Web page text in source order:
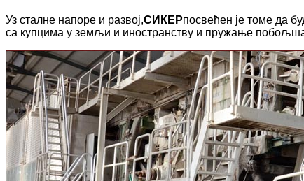
Уз сталне напоре и развој,СИКЕРпосвећен је томе да
са купцима у земљи и иностранству и пружање